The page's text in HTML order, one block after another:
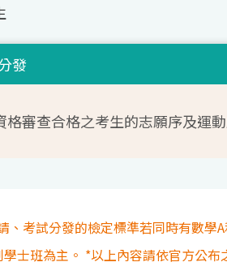
發
格審查合格之考生的志願序及運
、考試分發的檢定標準若同時有數學
士班為主。 *以上內容請依官方公